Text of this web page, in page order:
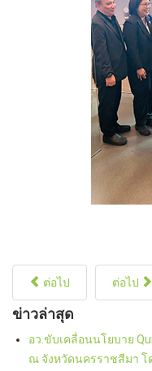
ต่อไป ต่อไป
ข่าวล่าสุด
อว.ขับเคลื่อนนโยบาย
ณ จังหวัดนครราชสีมา โ